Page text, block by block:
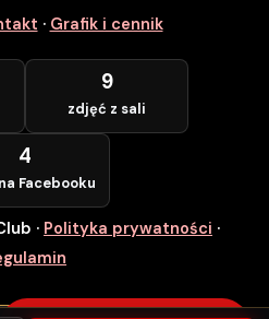
WCHODZĘ ZA
· Grafik i cennik
9
zdjęć z sali
4
Facebooku
· Polityka prywatności ·